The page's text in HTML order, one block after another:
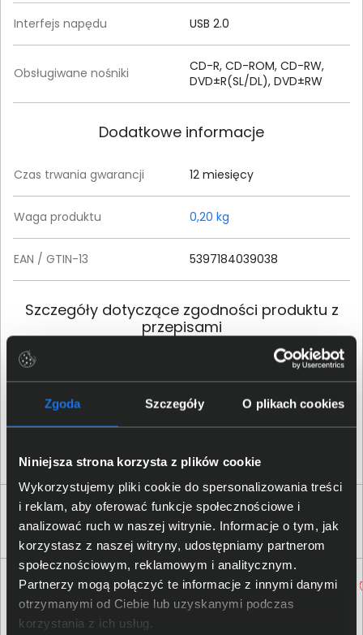
Zgoda Szczegóły O plikach cookies
Niniejsza strona korzysta z plików cookie
Wykorzystujemy pliki cookie do spersonalizowania treści
i reklam, aby oferować funkcje społecznościowe i
analizować ruch w naszej witrynie. Informacje o tym, jak
korzystasz z naszej witryny, udostępniamy partnerom
społecznościowym, reklamowym i analitycznym.
Partnerzy mogą połączyć te informacje z innymi danymi
otrzymanymi od Ciebie lub uzyskanymi podczas
korzystania z ich usług.
Interfejs napędu USB 2.0
Obsługiwane nośniki
CD-R, CD-ROM, CD-RW,
DVD±R(SL/DL), DVD±RW
Dodatkowe informacje
Czas trwania gwarancji 12 miesięcy
Waga produktu 0,20 kg
EAN / GTIN-13 5397184039038
Szczegóły dotyczące zgodności produktu z
przepisami
Dell Inc.; 1 Dell Way, Round
Rock, TX 78682, US
Osoba odpowiedzialna za
Dell Sp. z o.o.; ul. Inflancka
Klienci, którzy kupili ten produkt często
wybierali również